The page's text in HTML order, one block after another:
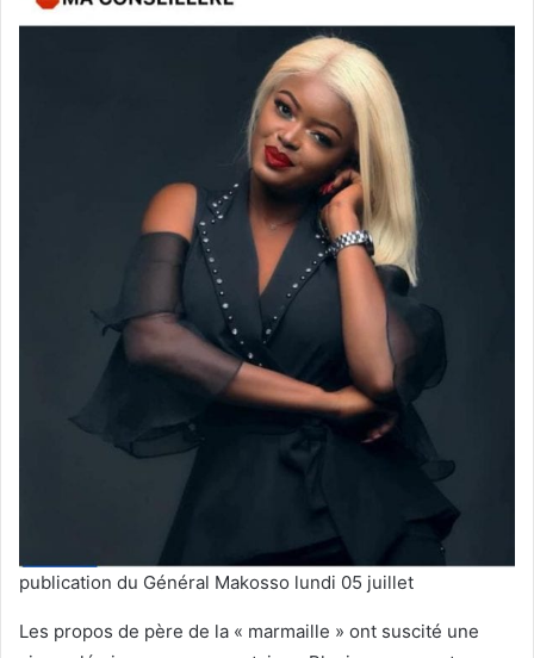
publication du Général Makosso lundi 05 juillet
Les propos de père de la « marmaille » ont suscité une